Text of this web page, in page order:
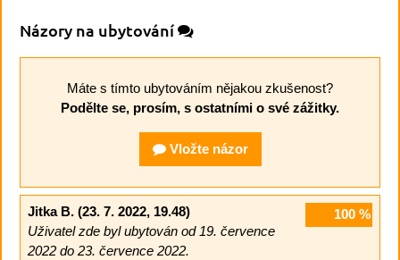
Názory na ubytování
Máte s tímto ubytováním nějakou zkušenost?
Podělte se, prosím, s ostatními o své zážitky.
Vložte názor
100%
Jitka B.(23. 7. 2022, 19.48)
Uživatel zde byl ubytován od 19. července
2022 do 23. července 2022.